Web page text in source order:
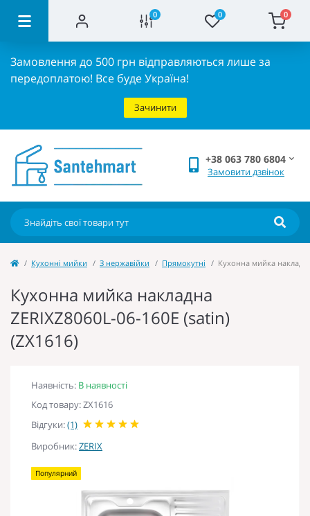
0 0 0
Замовлення до 500 грн відправляються лише за
передоплатою! Все буде Україна!
Зачинити
+38 063 780 6804
Замовити дзвінок
Кухонні мийки З нержавійки Прямокутні Кухонна мийка
Кухонна мийка накладна
ZERIXZ8060L-06-160E (satin)
(ZX1616)
Наявність: В наявності
Код товару: ZX1616
Відгуки:(1)
Виробник:ZERIX
Популярний